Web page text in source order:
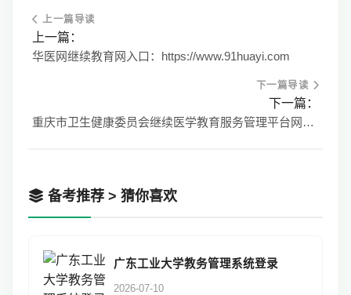
上一篇导读
上一篇：
华医网继续教育网入口：https://www.91huayi.com
下一篇导读
下一篇：
重庆市卫生健康委员会继续医学教育服务管理平台网http://183.230.146.12:20000
备考推荐 > 猜你喜欢
广东工业大学教务管理系统登录
2026-07-10